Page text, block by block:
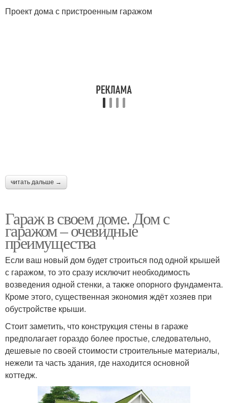
Проект дома с пристроенным гаражом
читать дальше →
Гараж в своем доме. Дом с
гаражом – очевидные
преимущества
Если ваш новый дом будет строиться под одной крышей
с гаражом, то это сразу исключит необходимость
возведения одной стенки, а также опорного фундамента.
Кроме этого, существенная экономия ждёт хозяев при
обустройстве крыши.
Стоит заметить, что конструкция стены в гараже
предполагает гораздо более простые, следовательно,
дешевые по своей стоимости строительные материалы,
нежели та часть здания, где находится основной
коттедж.